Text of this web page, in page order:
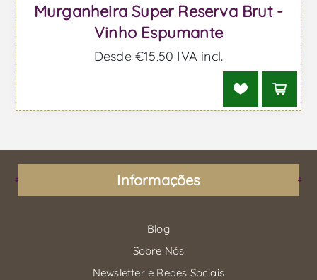
Murganheira Super Reserva Brut -
Vinho Espumante
Desde €15,50 IVA incl.
Informações
Blog
Sobre Nós
Newsletter e Redes Sociais